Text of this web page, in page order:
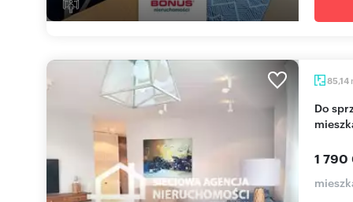
85,14
Do sprzedania przestronne 3-pokojowe
1 790